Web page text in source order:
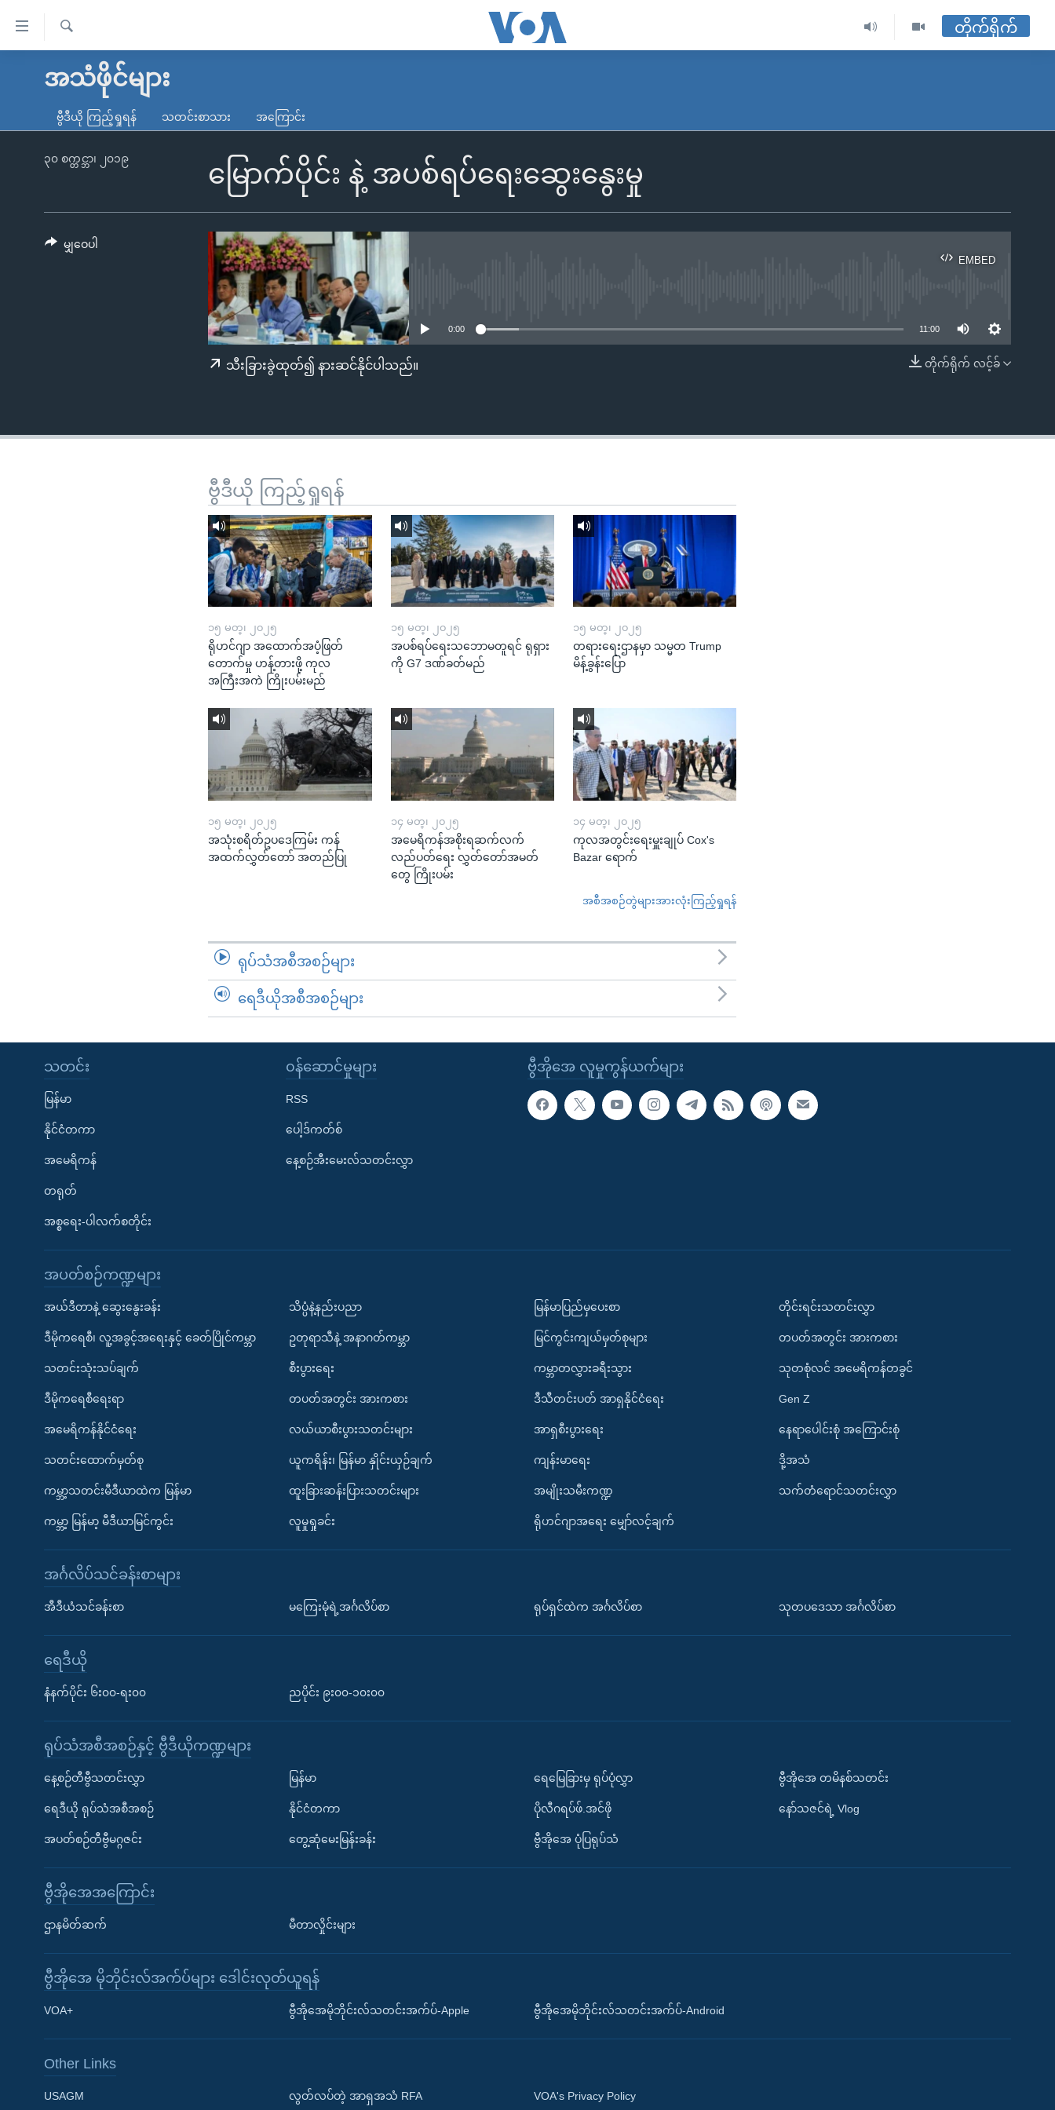
လွယ်ကူ
သည့်
ကျော်
မူလစာမျက်နှာ
ကမ္ဘာ့သတင်းများ
နိုင်ငံတကာ
တရုတ်
အစ္စရေး-ပါလက်စတိုင်း
ရပ်ဝန်းတခု လမ်းတခု အလွန်
အင်္ဂလိပ်စာလေ့လာမယ်
Learning English
ရ
တိုက်ရိုက်
အသံဖိုင်များ
ဗွီဒီယို ကြည့်ရှုရန် သတင်းစာသား အကြောင်း
မြောက်ပိုင်း နဲ့ အပစ်ရပ်ရေးဆွေးနွေးမှု
၃၀ စက္တင္ဘာ၊ ၂၀၁၉
EMBED
EMBED
0:00 11:00
တိုက်ရိုက် လင့်ခ်
သီးခြားခွဲထုတ်၍ နားဆင်နိုင်ပါသည်။
မျှဝေပါ
ဗွီဒီယို ကြည့်ရှုရန်
၁၅ မတ္၊ ၂၀၂၅
ရိုဟင်ဂျာ အထောက်အပံ့ဖြတ်
တောက်မှု ဟန့်တားဖို့ ကုလ
အကြီးအကဲ ကြိုးပမ်းမည်
၁၅ မတ္၊ ၂၀၂၅
အပစ်ရပ်ရေးသဘောမတူရင် ရုရှား
ကို G7 ဒဏ်ခတ်မည်
၁၅ မတ္၊ ၂၀၂၅
တရားရေးဌာနမှာ သမ္မတ Trump
မိန့်ခွန်းပြော
၁၅ မတ္၊ ၂၀၂၅
အသုံးစရိတ်ဥပဒေကြမ်း ကန်
အထက်လွှတ်တော် အတည်ပြု
၁၄ မတ္၊ ၂၀၂၅
အမေရိကန်အစိုးရဆက်လက်
လည်ပတ်ရေး လွှတ်တော်အမတ်
တွေ ကြိုးပမ်း
၁၄ မတ္၊ ၂၀၂၅
ကုလအတွင်းရေးမှူးချုပ် Cox's
Bazar ရောက်
အစီအစဉ်တွဲများအားလုံးကြည့်ရှုရန်
ရုပ်သံအစီအစဉ်များ
ရေဒီယိုအစီအစဉ်များ
ဗွီအိုအေ လူမှုကွန်ယက်များ
သတင်း
မြန်မာ
နိုင်ငံတကာ
အမေရိကန်
တရုတ်
အစ္စရေး-ပါလက်စတိုင်း
၀န်ဆောင်မှုများ
RSS
ပေါ့ဒ်ကတ်စ်
နေ့စဉ်အီးမေးလ်သတင်းလွှာ
အပတ်စဉ်ကဏ္ဍများ
အယ်ဒီတာနဲ့ ဆွေးနွေးခန်း
ဒီမိုကရေစီ၊ လူ့အခွင့်အရေးနှင့် ခေတ်ပြိုင်ကမ္ဘာ
သတင်းသုံးသပ်ချက်
ဒီမိုကရေစီရေးရာ
အမေရိကန်နိုင်ငံရေး
သတင်းထောက်မှတ်စု
ကမ္ဘာ့သတင်းမီဒီယာထဲက မြန်မာ
ကမ္ဘာ့ မြန်မာ့ မီဒီယာမြင်ကွင်း
သိပ္ပံနဲ့နည်းပညာ
ဥတုရာသီနဲ့ အနာဂတ်ကမ္ဘာ
စီးပွားရေး
တပတ်အတွင်း အားကစား
လယ်ယာစီးပွားသတင်းများ
ယူကရိန်း၊ မြန်မာ နှိုင်းယှဉ်ချက်
ထူးခြားဆန်းပြားသတင်းများ
လူမှုရှုခင်း
မြန်မာပြည်မှပေးစာ
မြင်ကွင်းကျယ်မှတ်စုများ
ကမ္ဘာတလွှားခရီးသွား
ဒီသီတင်းပတ် အာရှနိုင်ငံရေး
အာရှစီးပွားရေး
ကျန်းမာရေး
အမျိုးသမီးကဏ္ဍ
ရိုဟင်ဂျာအရေး မျှော်လင့်ချက်
တိုင်းရင်းသတင်းလွှာ
တပတ်အတွင်း အားကစား
သုတစုံလင် အမေရိကန်တခွင်
Gen Z
နေရာပေါင်းစုံ အကြောင်းစုံ
ဒို့အသံ
သက်တံရောင်သတင်းလွှာ
အင်္ဂလိပ်သင်ခန်းစာများ
အီဒီယံသင်ခန်းစာ မကြေးမုံရဲ့အင်္ဂလိပ်စာ ရုပ်ရှင်ထဲက အင်္ဂလိပ်စာ သုတပဒေသာ အင်္ဂလိပ်စာ
ရေဒီယို
နံနက်ပိုင်း ၆း၀၀-ရး၀၀ ညပိုင်း ၉း၀၀-၁၀း၀၀
ရုပ်သံအစီအစဉ်နှင့် ဗွီဒီယိုကဏ္ဍများ
နေ့စဉ်တီဗွီသတင်းလွှာ
ရေဒီယို ရုပ်သံအစီအစဉ်
အပတ်စဉ်တီဗွီမဂ္ဂဇင်း
မြန်မာ
နိုင်ငံတကာ
တွေ့ဆုံမေးမြန်းခန်း
ရေမြေခြားမှ ရုပ်ပုံလွှာ
ပိုလီဂရပ်ဖ်.အင်ဖို
ဗွီအိုအေ ပုံပြရုပ်သံ
ဗွီအိုအေ တမိနစ်သတင်း
နော်သဇင်ရဲ့ Vlog
ဗွီအိုအေအကြောင်း
ဌာနမိတ်ဆက် မီတာလှိုင်းများ
ဗွီအိုအေ မိုဘိုင်းလ်အက်ပ်များ ဒေါင်းလုတ်ယူရန်
VOA+ ဗွီအိုအေမိုဘိုင်းလ်သတင်းအက်ပ်-Apple ဗွီအိုအေမိုဘိုင်းလ်သတင်းအက်ပ်-Android
Other Links
USAGM လွတ်လပ်တဲ့ အာရှအသံ RFA VOA's Privacy Policy